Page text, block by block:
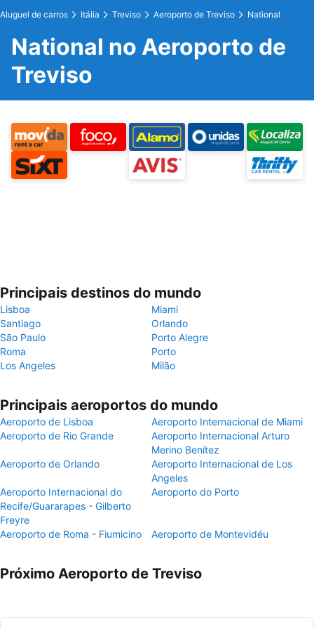
Aluguel de carros Itália Treviso Aeroporto de Treviso National
National no Aeroporto de
Treviso
Principais destinos do mundo
Lisboa
Miami
Santiago
Orlando
São Paulo
Porto Alegre
Roma
Porto
Los Angeles
Milão
Principais aeroportos do mundo
Aeroporto de Lisboa
Aeroporto Internacional de Miami
Aeroporto de Rio Grande
Aeroporto Internacional Arturo
Merino Benítez
Aeroporto de Orlando
Aeroporto Internacional de Los
Angeles
Aeroporto Internacional do
Recife/Guararapes - Gilberto
Freyre
Aeroporto do Porto
Aeroporto de Roma - Fiumicino Aeroporto de Montevidéu
Próximo Aeroporto de Treviso